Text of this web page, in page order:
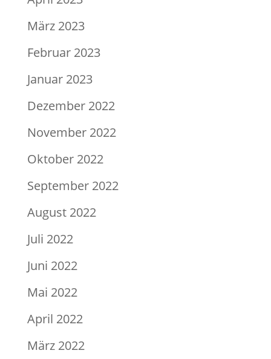
März 2023
Februar 2023
Januar 2023
Dezember 2022
November 2022
Oktober 2022
September 2022
August 2022
Juli 2022
Juni 2022
Mai 2022
April 2022
März 2022